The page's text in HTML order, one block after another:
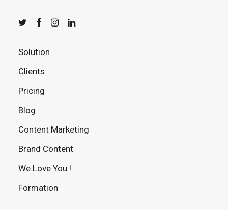
Solution
Clients
Pricing
Blog
Content Marketing
Brand Content
We Love You !
Formation